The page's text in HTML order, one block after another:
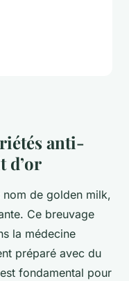
anti-
d’or
nom de golden milk,
Ce breuvage
la médecine
préparé avec du
fondamental pour